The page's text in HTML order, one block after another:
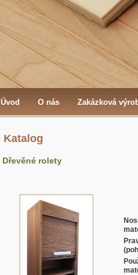
Úvod O nás Zakázková
Katalog
Dřevěné rolety